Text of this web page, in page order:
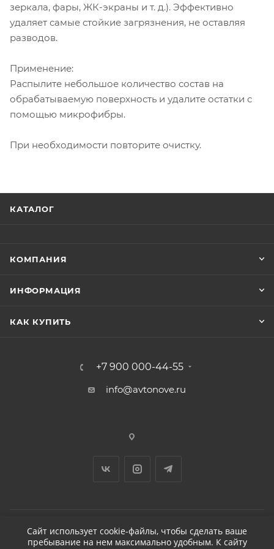
зеркала, фары, ЖК-экраны и т. д.). Эффективно
удаляет самые стойкие загрязнения, не оставляя
разводов.
Применение:
Распылите небольшое количество состав на
обрабатываемую поверхность и удалите остатки с
помощью микрофибры.
При необходимости повторите очистку.
КАТАЛОГ
КОМПАНИЯ
ИНФОРМАЦИЯ
КАК КУПИТЬ
+7 900 000-44-55
info@avtonove.ru
2026 © ДЕТЕЙЛИНГ-МАРКЕТ АВТОНОВЬЕ
Сайт использует cookie-файлы, чтобы сделать ваше
пребывание на нем максимально удобным. К cайту